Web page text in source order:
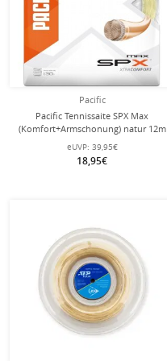
Pacific
Pacific Tennissaite SPX Max
(Komfort+Armschonung) natur 12m
Set
eUVP: 39,95€
18,95€